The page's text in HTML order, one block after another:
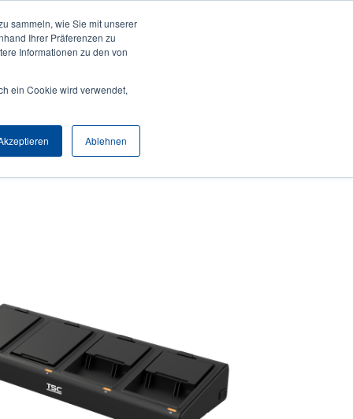
sammeln, wie Sie mit unserer
Ihrer Präferenzen zu
Informationen zu den von
ein Cookie wird verwendet,
Ablehnen
User
Anmelden / Registrieren